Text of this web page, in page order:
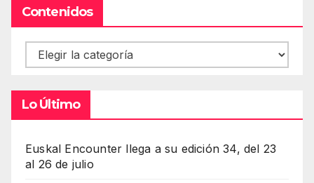
Contenidos
Contenidos
Lo Último
Euskal Encounter llega a su edición 34, del 23
al 26 de julio